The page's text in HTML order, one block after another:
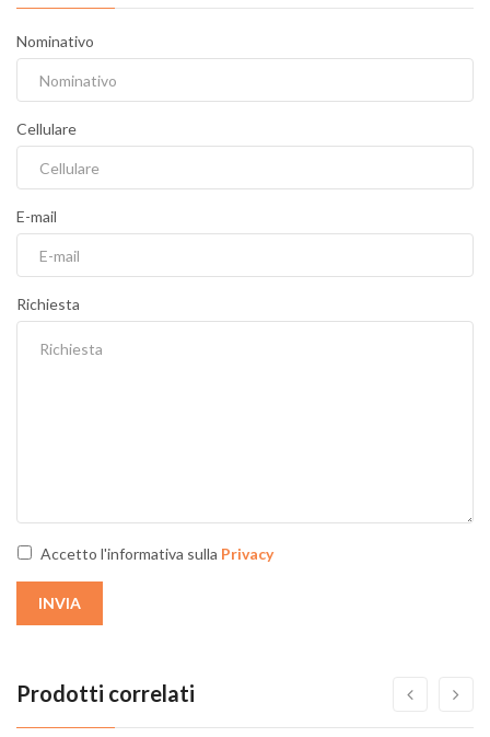
Nominativo
Cellulare
E-mail
Richiesta
Accetto l'informativa sulla Privacy
INVIA
Prodotti correlati